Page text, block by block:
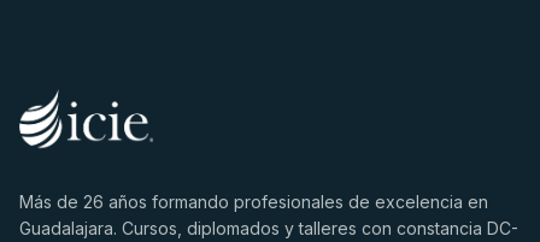
Más de 26 años formando profesionales de excelencia en
Guadalajara. Cursos, diplomados y talleres con constancia DC-